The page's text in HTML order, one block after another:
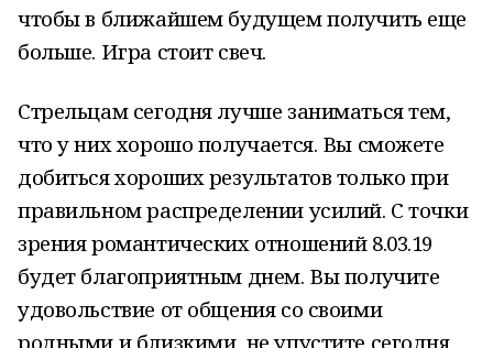
чтобы в ближайшем будущем получить еще
больше. Игра стоит свеч.
Стрельцам сегодня лучше заниматься тем,
что у них хорошо получается. Вы сможете
добиться хороших результатов только при
правильном распределении усилий. С точки
зрения романтических отношений 8.03.19
будет благоприятным днем. Вы получите
удовольствие от общения со своими
родными и близкими, не упустите сегодня